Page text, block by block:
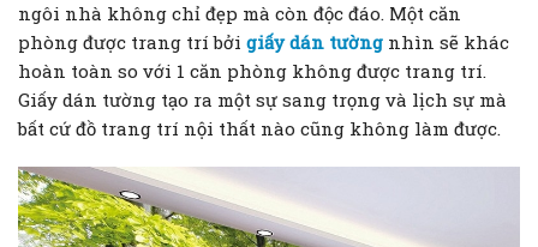
ngôi nhà không chỉ đẹp mà còn độc đáo. Một căn
phòng được trang trí bởi giấy dán tường nhìn sẽ khác
hoàn toàn so với 1 căn phòng không được trang trí.
Giấy dán tường tạo ra một sự sang trọng và lịch sự mà
bất cứ đồ trang trí nội thất nào cũng không làm được.